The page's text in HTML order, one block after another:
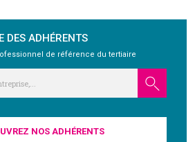
GRAVITY
DES ADHÉRENTS
de référence du tertiaire
NOS ADHÉRENTS